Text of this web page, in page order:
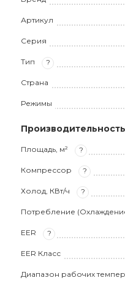
Артикул
Серия
Тип ?
Страна
Режимы
Площадь, м² ?
Компрессор ?
Холод, КВт/ч ?
Потребление
EER ?
EER Класс
Диапазон рабочих